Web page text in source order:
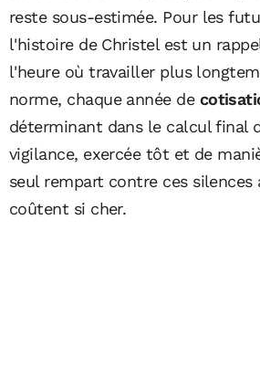
reste sous-estimée. Pour les
l'histoire de Christel est un
l'heure où travailler plus
norme, chaque année de
déterminant dans le calcul final
vigilance, exercée tôt et de
seul rempart contre ces
coûtent si cher.